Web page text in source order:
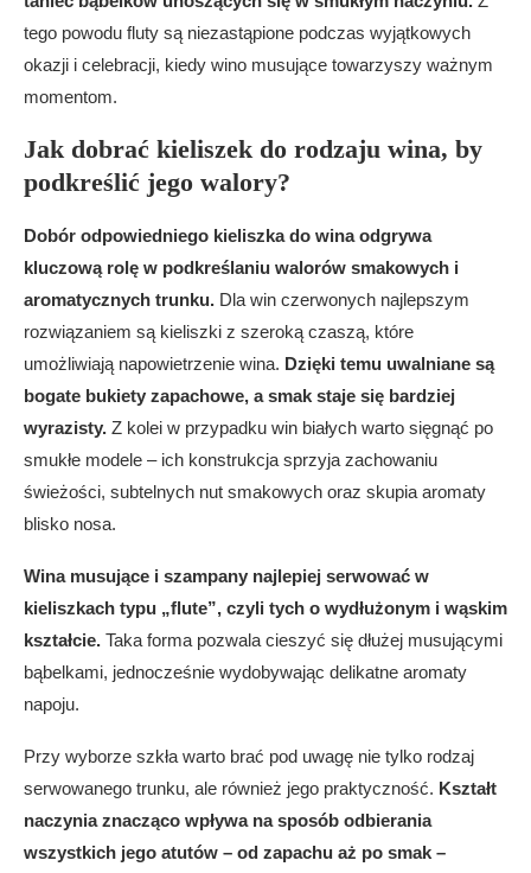
tego powodu fluty są niezastąpione podczas wyjątkowych
okazji i celebracji, kiedy wino musujące towarzyszy ważnym
momentom.
Jak dobrać kieliszek do rodzaju wina, by
podkreślić jego walory?
Dobór odpowiedniego kieliszka do wina odgrywa
kluczową rolę w podkreślaniu walorów smakowych i
aromatycznych trunku. Dla win czerwonych najlepszym
rozwiązaniem są kieliszki z szeroką czaszą, które
umożliwiają napowietrzenie wina. Dzięki temu uwalniane są
bogate bukiety zapachowe, a smak staje się bardziej
wyrazisty. Z kolei w przypadku win białych warto sięgnąć po
smukłe modele – ich konstrukcja sprzyja zachowaniu
świeżości, subtelnych nut smakowych oraz skupia aromaty
blisko nosa.
Wina musujące i szampany najlepiej serwować w
kieliszkach typu „flute”, czyli tych o wydłużonym i wąskim
kształcie. Taka forma pozwala cieszyć się dłużej musującymi
bąbelkami, jednocześnie wydobywając delikatne aromaty
napoju.
Przy wyborze szkła warto brać pod uwagę nie tylko rodzaj
serwowanego trunku, ale również jego praktyczność. Kształt
naczynia znacząco wpływa na sposób odbierania
wszystkich jego atutów – od zapachu aż po smak –